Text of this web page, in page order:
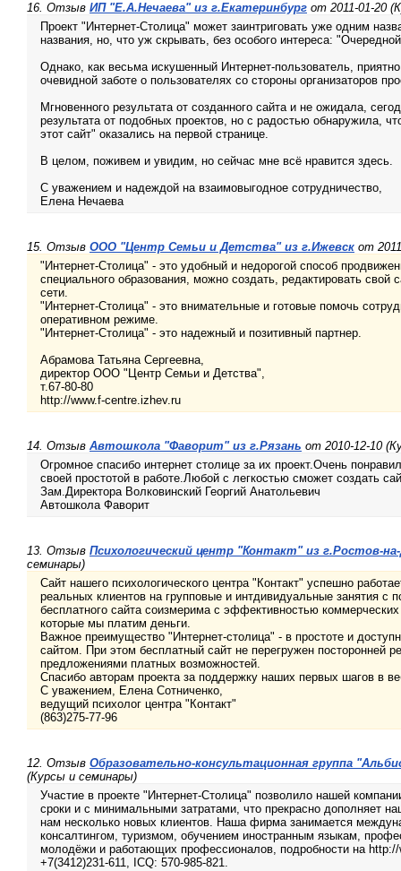
16. Отзыв ИП "Е.А.Нечаева" из г.Екатеринбург от 2011-01-20
Проект "Интернет-Столица" может заинтриговать уже одним
названия, но, что уж скрывать, без особого интереса:
Однако, как весьма искушенный Интернет-пользователь,
очевидной заботе о пользователях со стороны организаторов
Мгновенного результата от созданного сайта и не ожидала,
результата от подобных проектов, но с радостью обнаружила,
этот сайт" оказались на первой странице.
В целом, поживем и увидим, но сейчас мне всё нравится здесь.
С уважением и надеждой на взаимовыгодное сотрудничество,
Елена Нечаева
15. Отзыв ООО "Центр Семьи и Детства" из г.Ижевск от
"Интернет-Столица" - это удобный и недорогой способ
специального образования, можно создать, редактировать свой
сети.
"Интернет-Столица" - это внимательные и готовые помочь
оперативном режиме.
"Интернет-Столица" - это надежный и позитивный партнер.
Абрамова Татьяна Сергеевна,
директор ООО "Центр Семьи и Детства",
т.67-80-80
http://www.f-centre.izhev.ru
14. Отзыв Автошкола "Фаворит" из г.Рязань от 2010-12-10
Огромное спасибо интернет столице за их проект.Очень
своей простотой в работе.Любой с легкостью сможет создать
Зам.Директора Волковинский Георгий Анатольевич
Автошкола Фаворит
13. Отзыв Психологический центр "Контакт" из г.Ростов-
семинары)
Сайт нашего психологического центра "Контакт" успешно
реальных клиентов на групповые и интдивидуальные занятия с
бесплатного сайта соизмерима с эффективностью коммерческих
которые мы платим деньги.
Важное преимущество "Интернет-столица" - в простоте и
сайтом. При этом бесплатный сайт не перегружен посторонней
предложениями платных возможностей.
Спасибо авторам проекта за поддержку наших первых шагов в
С уважением, Елена Сотниченко,
ведущий психолог центра "Контакт"
(863)275-77-96
12. Отзыв Образовательно-консультационная группа
(Курсы и семинары)
Участие в проекте "Интернет-Столица" позволило нашей
сроки и с минимальными затратами, что прекрасно дополняет
нам несколько новых клиентов. Наша фирма занимается
консалтингом, туризмом, обучением иностранным языкам,
молодёжи и работающих профессионалов, подробности на http://
+7(3412)231-611, ICQ: 570-985-821.